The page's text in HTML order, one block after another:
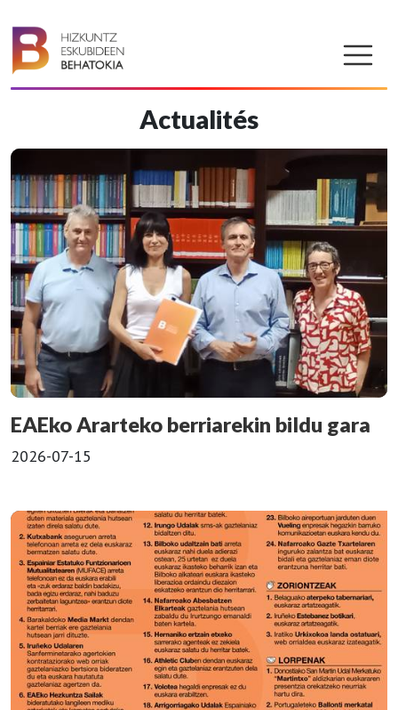
Actualités
EAEko Ararteko berriarekin bildu gara
2026-07-15